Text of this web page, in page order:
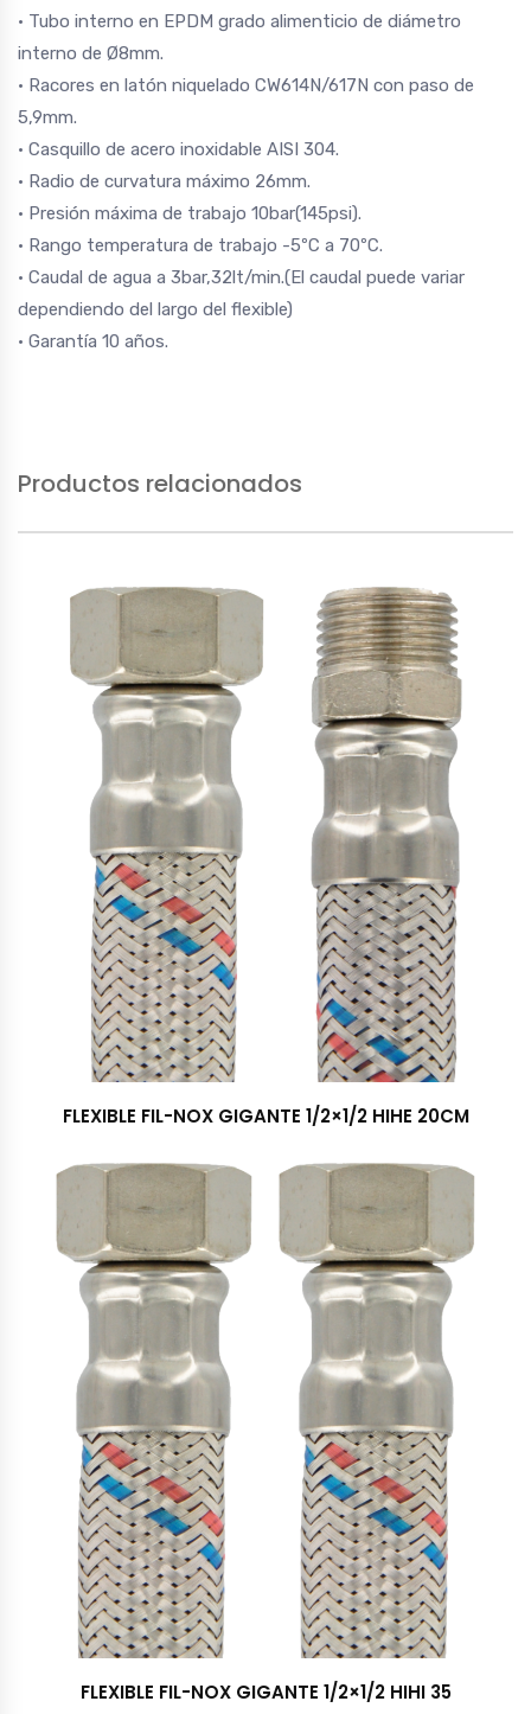
· Tubo interno en EPDM grado alimenticio de diámetro
interno de Ø8mm.
· Racores en latón niquelado CW614N/617N con paso de
5,9mm.
· Casquillo de acero inoxidable AISI 304.
· Radio de curvatura máximo 26mm.
· Presión máxima de trabajo 10bar(145psi).
· Rango temperatura de trabajo -5ºC a 70ºC.
· Caudal de agua a 3bar,32lt/min.(El caudal puede variar
dependiendo del largo del flexible)
· Garantía 10 años.
Productos relacionados
FLEXIBLE FIL-NOX GIGANTE 1/2×1/2 HIHE 20CM
FLEXIBLE FIL-NOX GIGANTE 1/2×1/2 HIHI 35